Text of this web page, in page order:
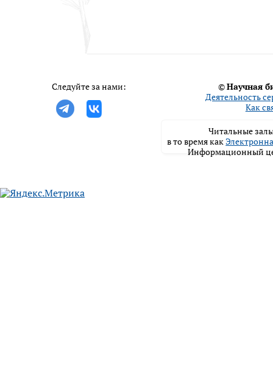
Следуйте за нами: ©Научная
Деятельность
Как
Читальные
в то время как
Информационный